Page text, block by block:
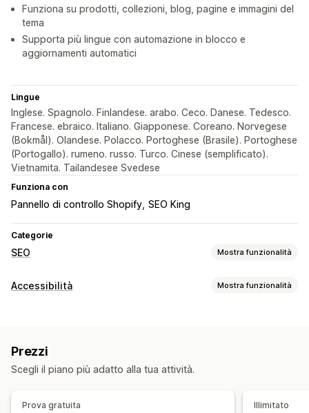
Funziona su prodotti, collezioni, blog, pagine e immagini del
tema
Supporta più lingue con automazione in blocco e
aggiornamenti automatici
Lingue
Inglese. Spagnolo. Finlandese. arabo. Ceco. Danese. Tedesco.
Francese. ebraico. Italiano. Giapponese. Coreano. Norvegese
(Bokmål). Olandese. Polacco. Portoghese (Brasile). Portoghese
(Portogallo). rumeno. russo. Turco. Cinese (semplificato).
Vietnamita. Tailandesee Svedese
Funziona con
Pannello di controllo Shopify SEO King
Categorie
SEO Mostra funzionalità
Strumenti SEO
Monitoraggio delle performance
Accessibilità Mostra funzionalità
Prezzi
Scegli il piano più adatto alla tua attività.
Prova gratuita Illimitato